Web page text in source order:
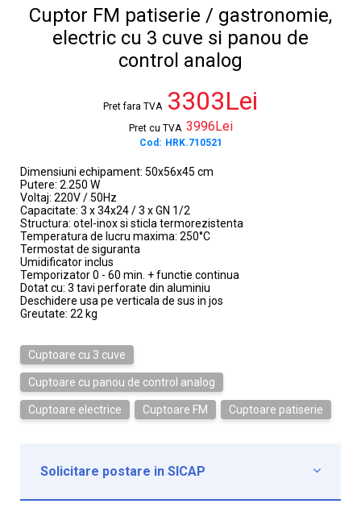
Cuptor FM patiserie / gastronomie,
electric cu 3 cuve si panou de
control analog
Pret fara TVA 3303Lei
Pret cu TVA 3996Lei
Cod: HRK.710521
Dimensiuni echipament: 50x56x45 cm
Putere: 2.250 W
Voltaj: 220V / 50Hz
Capacitate: 3 x 34x24 / 3 x GN 1/2
Structura: otel-inox si sticla termorezistenta
Temperatura de lucru maxima: 250°C
Termostat de siguranta
Umidificator inclus
Temporizator 0 - 60 min. + functie continua
Dotat cu: 3 tavi perforate din aluminiu
Deschidere usa pe verticala de sus in jos
Greutate: 22 kg
Cuptoare cu 3 cuve
Cuptoare cu panou de control analog
Cuptoare electrice Cuptoare FM Cuptoare patiserie
Solicitare postare in SICAP 
Institutie*